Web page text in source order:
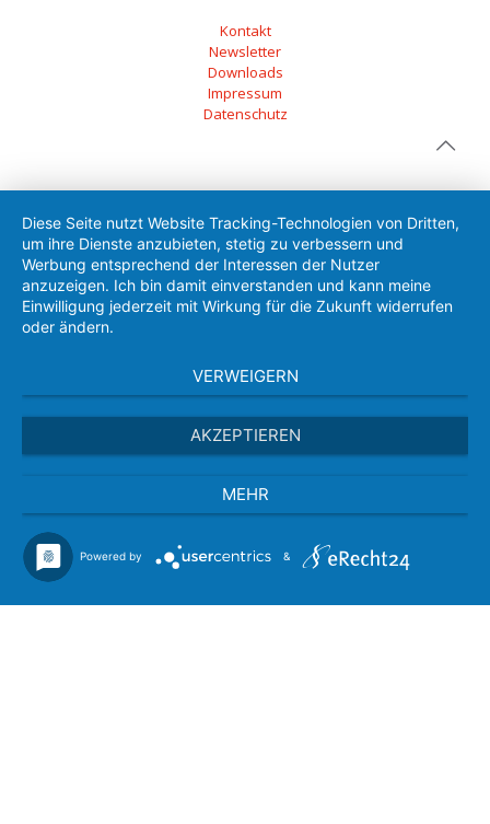
Kontakt
Newsletter
Downloads
Impressum
Datenschutz
Diese Seite nutzt Website Tracking-Technologien von Dritten,
um ihre Dienste anzubieten, stetig zu verbessern und
Werbung entsprechend der Interessen der Nutzer
anzuzeigen. Ich bin damit einverstanden und kann meine
Einwilligung jederzeit mit Wirkung für die Zukunft widerrufen
oder ändern.
VERWEIGERN
AKZEPTIEREN
MEHR
Powered by &